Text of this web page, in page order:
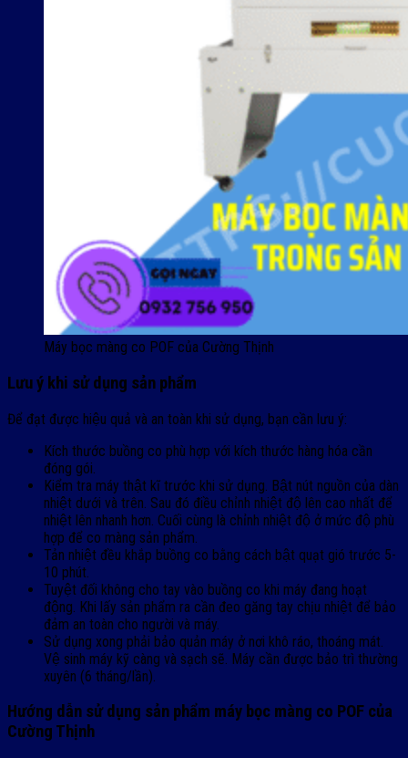
Máy bọc màng co POF của Cường Thịnh
Lưu ý khi sử dụng sản phẩm
Để đạt được hiệu quả và an toàn khi sử dụng, bạn cần lưu ý:
Kích thước buồng co phù hợp với kích thước hàng hóa cần
đóng gói.
Kiểm tra máy thật kĩ trước khi sử dụng. Bật nút nguồn của dàn
nhiệt dưới và trên. Sau đó điều chỉnh nhiệt độ lên cao nhất để
nhiệt lên nhanh hơn. Cuối cùng là chỉnh nhiệt độ ở mức độ phù
hợp để co màng sản phẩm.
Tản nhiệt đều khắp buồng co bằng cách bật quạt gió trước 5-
10 phút.
Tuyệt đối không cho tay vào buồng co khi máy đang hoạt
động. Khi lấy sản phẩm ra cần đeo găng tay chịu nhiệt để bảo
đảm an toàn cho người và máy.
Sử dụng xong phải bảo quản máy ở nơi khô ráo, thoáng mát.
Vệ sinh máy kỹ càng và sạch sẽ. Máy cần được bảo trì thường
xuyên (6 tháng/lần).
Hướng dẫn sử dụng sản phẩm máy bọc màng co POF của
Cường Thịnh